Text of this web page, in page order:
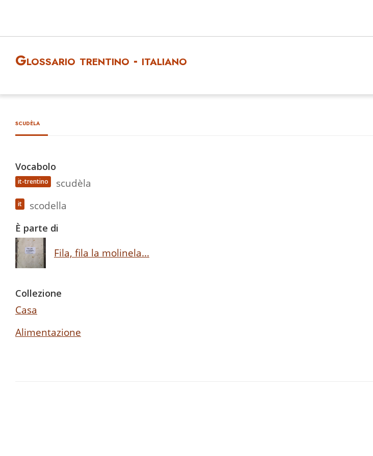
Glossario trentino - italiano
scudèla
Vocabolo
it-trentino scudèla
it scodella
È parte di
Fila, fila la molinela...
Collezione
Casa
Alimentazione